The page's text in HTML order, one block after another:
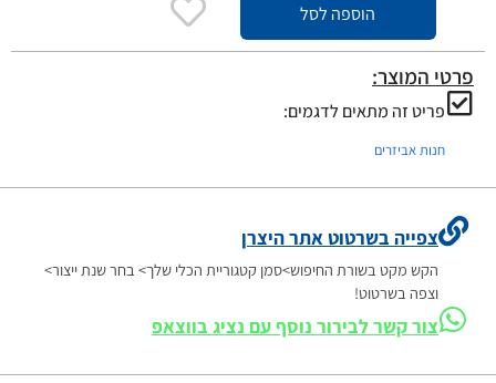
הוספה לסל
פרטי המוצר:
פריט זה מתאים לדגמים:
חנות אביזרים
צפייה בשרטוט אתר היצרן
הקש מקט בשורת החיפוש>סמן קטגוריית הכלי שלך> בחר שנת ייצור>
וצפה בשרטוט!
צור קשר לבירור נוסף עם נציג בווצאפ